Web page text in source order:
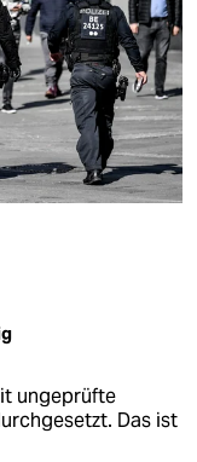
ungeprüfte
Das ist